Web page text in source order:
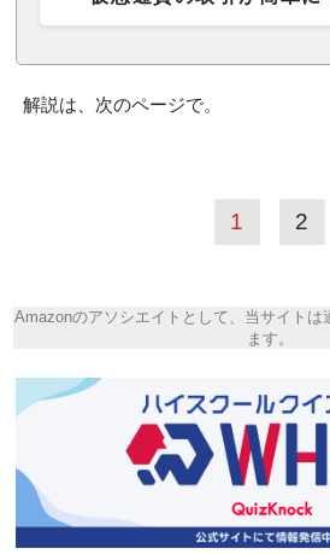
解説は、次のページで。
1 2
Amazonのアソシエイトとして、当サイトは
ます。